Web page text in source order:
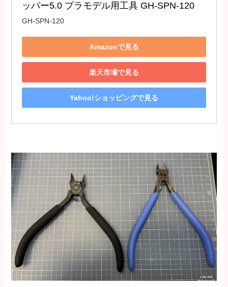
ッパー5.0 プラモデル用工具 GH-SPN-120
GH-SPN-120
Amazonで見る
楽天市場で見る
Yahoo!ショッピングで見る